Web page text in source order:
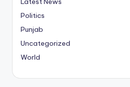
Politics
Punjab
Uncategorized
World